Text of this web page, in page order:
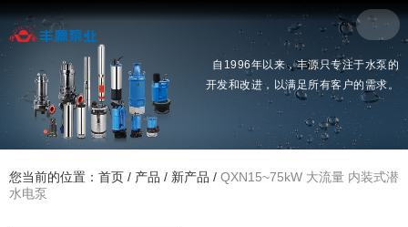
自1996年以来，丰源只专注于水泵的
开发和改进，以满足所有客户的需求。
您当前的位置：首页 / 产品 / 新产品 / QXN15~75kW 大流量 内装式潜
水电泵